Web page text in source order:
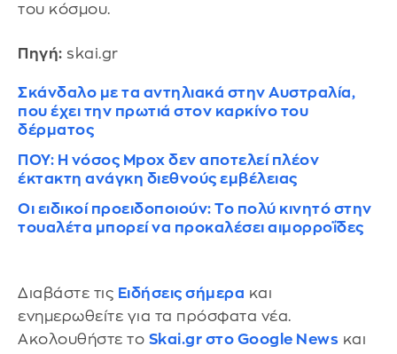
του κόσμου.
Πηγή: skai.gr
Σκάνδαλο με τα αντηλιακά στην Αυστραλία,
που έχει την πρωτιά στον καρκίνο του
δέρματος
ΠΟΥ: Η νόσος Mpox δεν αποτελεί πλέον
έκτακτη ανάγκη διεθνούς εμβέλειας
Οι ειδικοί προειδοποιούν: Το πολύ κινητό στην
τουαλέτα μπορεί να προκαλέσει αιμορροΐδες
Διαβάστε τις Ειδήσεις σήμερα και
ενημερωθείτε για τα πρόσφατα νέα.
Ακολουθήστε το Skai.gr στο Google News και